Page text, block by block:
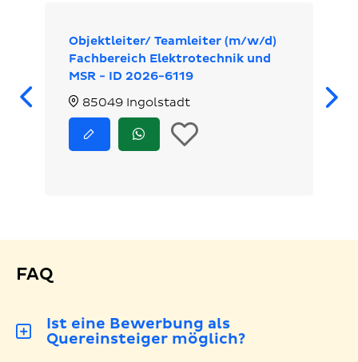
Zurück
Objektleiter/ Teamleiter (m/w/d)
Fachbereich Elektrotechnik und
MSR - ID 2026-6119
85049 Ingolstadt
bewerben
Jetzt
via
In
FAQ
Ist eine Bewerbung als
Quereinsteiger möglich?